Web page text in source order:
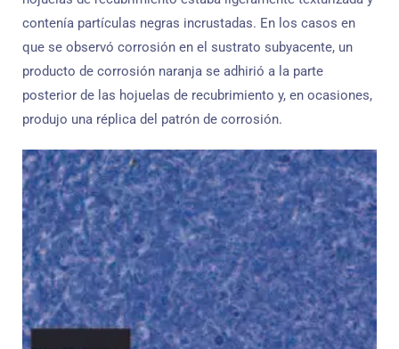
contenía partículas negras incrustadas. En los casos en
que se observó corrosión en el sustrato subyacente, un
producto de corrosión naranja se adhirió a la parte
posterior de las hojuelas de recubrimiento y, en ocasiones,
produjo una réplica del patrón de corrosión.